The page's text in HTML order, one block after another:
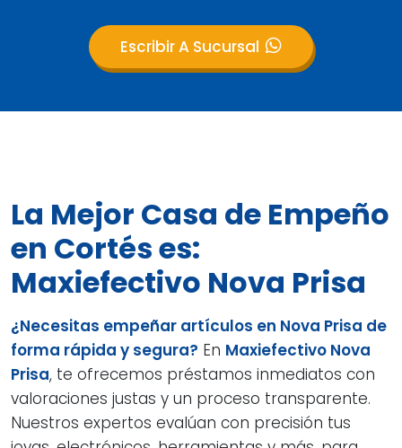
Escribir A Sucursal
La Mejor Casa de Empeño
en Cortés es:
Maxiefectivo Nova Prisa
¿Necesitas empeñar artículos en Nova Prisa de
forma rápida y segura? En Maxiefectivo Nova
Prisa, te ofrecemos préstamos inmediatos con
valoraciones justas y un proceso transparente.
Nuestros expertos evalúan con precisión tus